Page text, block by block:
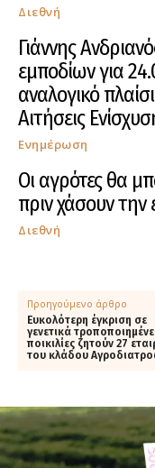
Διεθνή
Γιάννης
εμποδίων για
αναλογικό
Αιτήσεις
Ενημέρωση
Οι αγρότες θα
πριν χάσουν την
Διεθνή
Προηγούμενο άρθρο
Eυκολότερη έγκριση σε
γενετικά
ποικιλίες ζητούν 27
του κλάδου